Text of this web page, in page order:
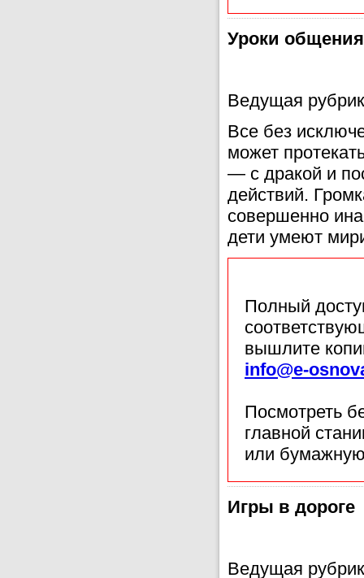
Уроки
Ведущая
Все без
может
— с дракой и
действий.
совершенно
дети умеют
Полный
вышлите
info@e-
Посмотреть
главной
или
Игры в дороге
Ведущая